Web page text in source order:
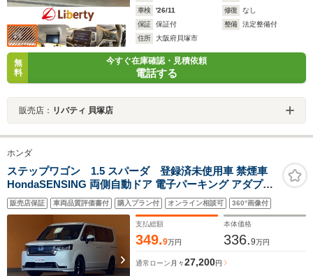
車検
'26/11 修復
なし
保証
保証付 整備
法定整備付
住所
大阪府貝塚市
無
料
今すぐ在庫確認・見積依頼
電話する
販売店： リバティ 貝塚店
ホンダ
ステップワゴン 1.5 スパーダ 登録済未使用車 禁煙車
HondaSENSING 両側自動ドア 電子パーキング アダプテ
ィブクルーズコントロール 前席シートヒーター ブライン
ドスポットモニター パワーバックドア LEDヘッドライト
スマートキー 純正アルミ
販売店保証 車両品質評価書付 購入プラン付 オンライン相談可 360°画像付
支払総額
349.9万円
本体価格
336.9万円
通常ローン 月々27,200円